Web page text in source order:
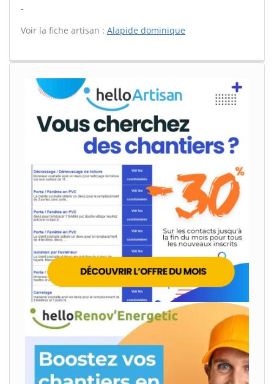
-
Voir la fiche artisan : Alapide dominique